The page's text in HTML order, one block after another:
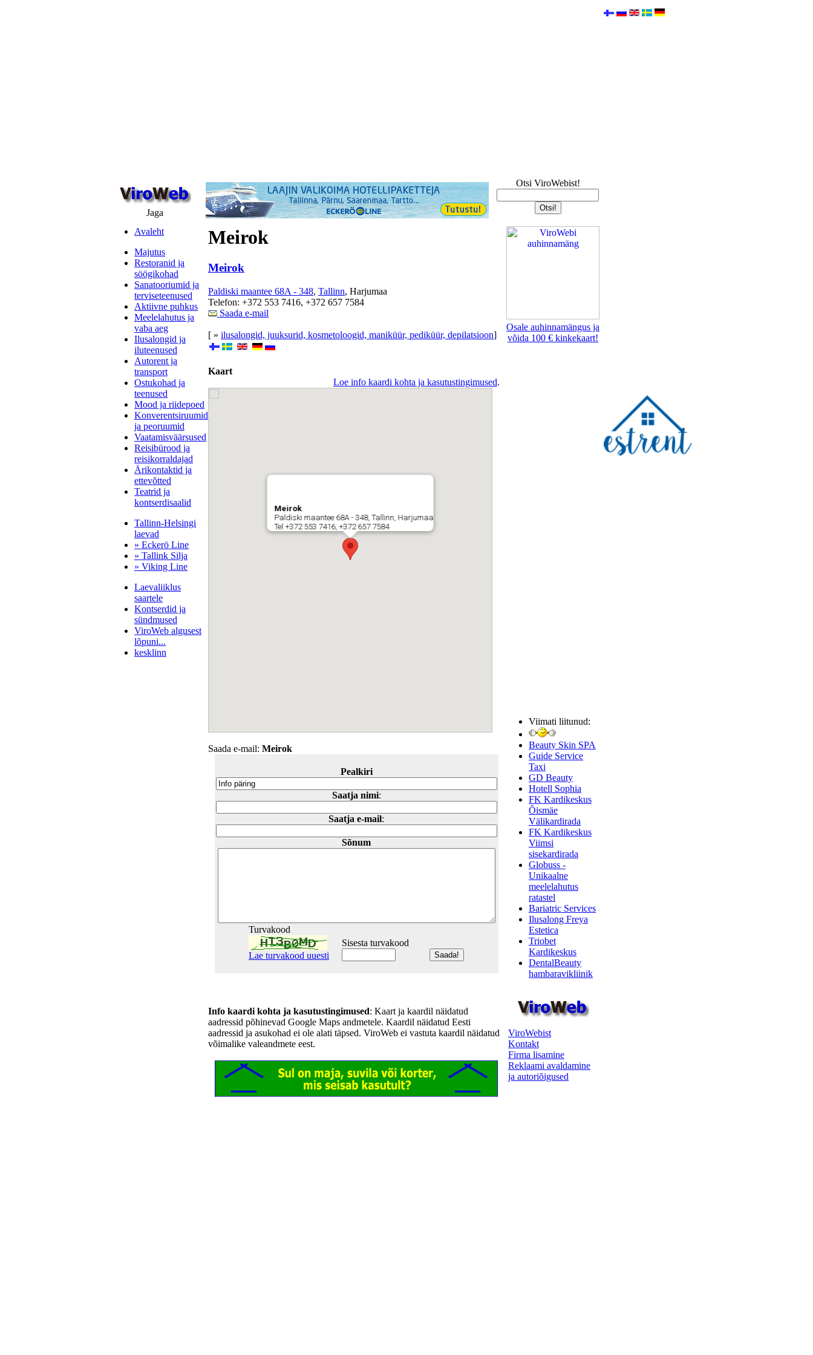
Jaga
Otsi ViroWebist!
Avaleht
Majutus
Restoranid ja
söögikohad
Sanatooriumid ja
terviseteenused
Aktiivne puhkus
Meelelahutus ja
vaba aeg
Ilusalongid ja
iluteenused
Autorent ja
transport
Ostukohad ja
teenused
Mood ja riidepoed
Konverentsiruumid
ja peoruumid
Vaatamisväärsused
Reisibürood ja
reisikorraldajad
Ärikontaktid ja
ettevõtted
Teatrid ja
kontserdisaalid
Tallinn-Helsingi
laevad
» Eckerö Line
» Tallink Silja
» Viking Line
Laevaliiklus
saartele
Kontserdid ja
sündmused
ViroWeb algusest
lõpuni...
kesklinn
Meirok
Meirok
Paldiski maantee 68A - 348, Tallinn, Harjumaa
Telefon: +372 553 7416, +372 657 7584
Saada e-mail
[ » ilusalongid, juuksurid, kosmetoloogid, maniküür, pediküür, depilatsioon]
Kaart
Loe info kaardi kohta ja kasutustingimused.
Meirok
Paldiski maantee 68A - 348, Tallinn, Harjumaa
Tel +372 553 7416, +372 657 7584
Saada e-mail: Meirok
Pealkiri
Saatja nimi:
Saatja e-mail:
Sõnum
Turvakood
Lae turvakood uuesti
Sisesta turvakood
Info kaardi kohta ja kasutustingimused: Kaart ja kaardil näidatud
aadressid põhinevad Google Maps andmetele. Kaardil näidatud Eesti
aadressid ja asukohad ei ole alati täpsed. ViroWeb ei vastuta kaardil näidatud
võimalike valeandmete eest.
Osale auhinnamängus ja
võida 100 € kinkekaart!
Viimati liitunud:
Beauty Skin SPA
Guide Service
Taxi
GD Beauty
Hotell Sophia
FK Kardikeskus
Õismäe
Välikardirada
FK Kardikeskus
Viimsi
sisekardirada
Globuss -
Unikaalne
meelelahutus
ratastel
Bariatric Services
Ilusalong Freya
Estetica
Triobet
Kardikeskus
DentalBeauty
hambaravikliinik
ViroWebist
Kontakt
Firma lisamine
Reklaami avaldamine
ja autoriõigused